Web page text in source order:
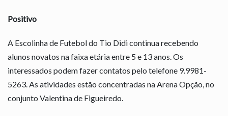
Positivo
A Escolinha de Futebol do Tio Didi continua recebendo
alunos novatos na faixa etária entre 5 e 13 anos. Os
interessados podem fazer contatos pelo telefone 9.9981-
5263. As atividades estão concentradas na Arena Opção, no
conjunto Valentina de Figueiredo.